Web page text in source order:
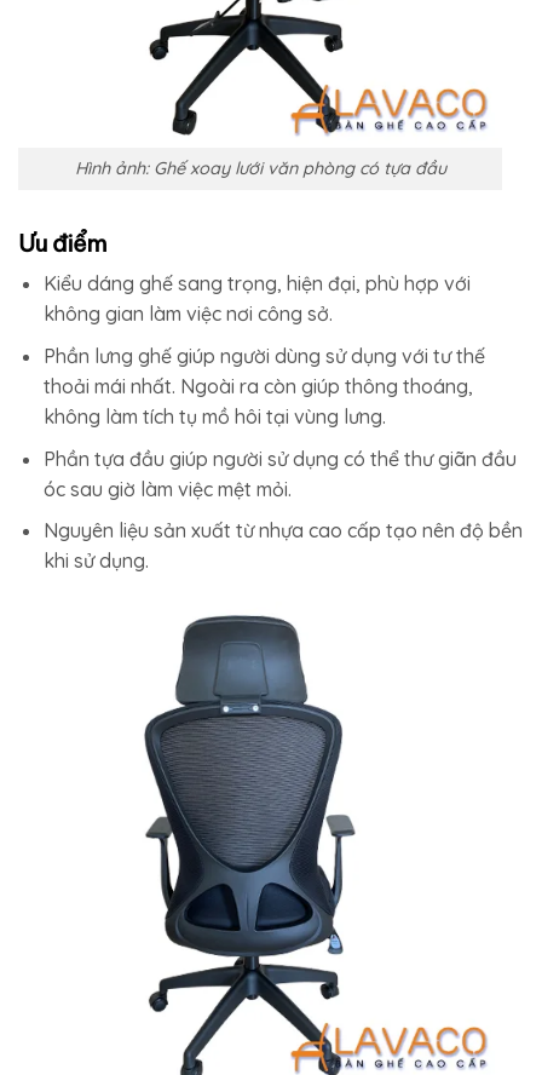
Hình ảnh: Ghế xoay lưới văn phòng có tựa đầu
Ưu điểm
Kiểu dáng ghế sang trọng, hiện đại, phù hợp với
không gian làm việc nơi công sở.
Phần lưng ghế giúp người dùng sử dụng với tư thế
thoải mái nhất. Ngoài ra còn giúp thông thoáng,
không làm tích tụ mồ hôi tại vùng lưng.
Phần tựa đầu giúp người sử dụng có thể thư giãn đầu
óc sau giờ làm việc mệt mỏi.
Nguyên liệu sản xuất từ nhựa cao cấp tạo nên độ bền
khi sử dụng.